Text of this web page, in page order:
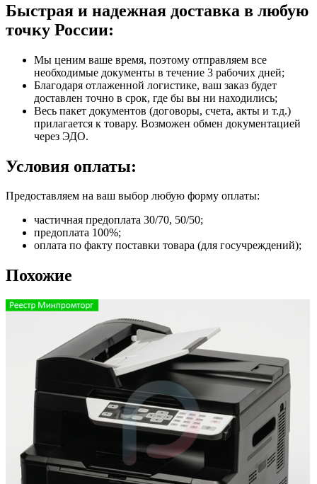
Быстрая и надежная доставка в любую
точку России:
Мы ценим ваше время, поэтому отправляем все
необходимые документы в течение 3 рабочих дней;
Благодаря отлаженной логистике, ваш заказ будет
доставлен точно в срок, где бы вы ни находились;
Весь пакет документов (договоры, счета, акты и т.д.)
прилагается к товару. Возможен обмен документацией
через ЭДО.
Условия оплаты:
Предоставляем на ваш выбор любую форму оплаты:
частичная предоплата 30/70, 50/50;
предоплата 100%;
оплата по факту поставки товара (для госучреждений);
Похожие